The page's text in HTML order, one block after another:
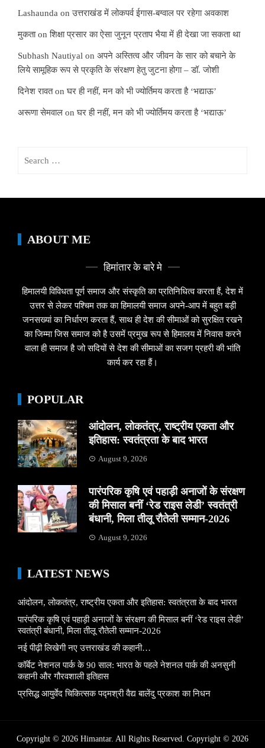
Lashaunda onउत्तराखंड में लोकपर्व ईगास-बग्वाल पर रहेगा अवकाश
मुकताonशिक्षा प्रसार का ऐसा जुनून प्रताप भैया में ही देखा जा सकता था
Subhash Nautiyal on अपने अस्तित्व और जीवन के सार को बचाने के
लिये सामूहिक रूप से प्रकृति के संरक्षण हेतु जुटना होगा – डॉ. जोशी
दिनेश रावतonघर ही नहीं, मन को भी ज्योर्तिमय करता है ‘भद्याऊ’
अरूणा सेमवाल onघर ही नहीं, मन को भी ज्योर्तिमय करता है ‘भद्याऊ’
ABOUT ME
हिमांतार के बारे मे
हिमालयी विविधता पूर्ण समाज और संस्कृति का प्रतिनिधित्व करता हैं, देश में
उत्तर से लेकर पश्चिम तक का हिमालयी समाज अपने-आप में बहुत बड़ी
जनसख्यां का निर्धारण करता हैं, साथ ही देश की सीमाओं को सुरक्षित रखने
का जिम्मा जिस समाज को है उसमें प्रमुख रूप से हिमालय में निवास करने
वाला ही समाज है जो सदियों से देश की सीमाओं का सजग प्रहरी की भांति
कार्य कर रहा हैं।
POPULAR
आंदोलन, लोकतंत्र, राष्ट्रीय एकता और
इतिहास: स्वतंत्रता के बाद भारत
August 9, 2026
पारंपरिक कृषि एवं पहाड़ी अनाजों के संरक्षण
की मिसाल बनीं ‘रेड राइस लेडी’ स्वतंत्री
बंधानी, मिला तीलू रौतेली सम्मान-2026
August 9, 2026
LATEST NEWS
आंदोलन, लोकतंत्र, राष्ट्रीय एकता और इतिहास: स्वतंत्रता के बाद भारत
पारंपरिक कृषि एवं पहाड़ी अनाजों के संरक्षण की मिसाल बनीं ‘रेड राइस लेडी’
स्वतंत्री बंधानी, मिला तीलू रौतेली सम्मान-2026
नई पीढ़ी लिखेगी नए उत्तराखंड की कहानी…
कॉर्बेट नेशनल पार्क के 90 साल: भारत के पहले नेशनल पार्क की अनसुनी
कहानी और गौरवशाली इतिहास
प्रसिद्ध आयुर्वेद चिकित्सक पद्मश्री वैद्य बालेंदु प्रकाश का निधन
Copyright © 2026 Himantar. All Rights Reserved. Copyright © 2026